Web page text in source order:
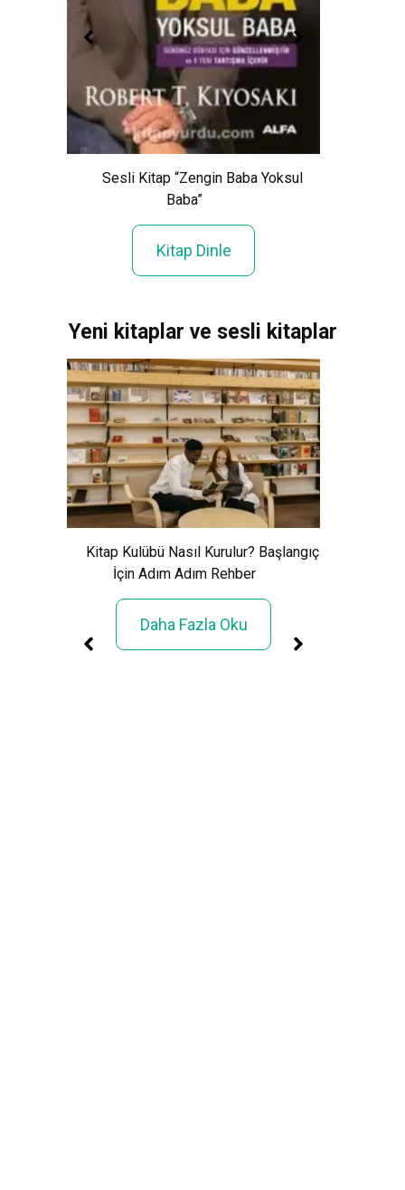
Sesli Kitap “Zengin Baba Yoksul
Baba”
Kitap Dinle
Yeni kitaplar ve sesli kitaplar
Kitap Kulübü Nasıl Kurulur? Başlangıç
İçin Adım Adım Rehber
Daha Fazla Oku